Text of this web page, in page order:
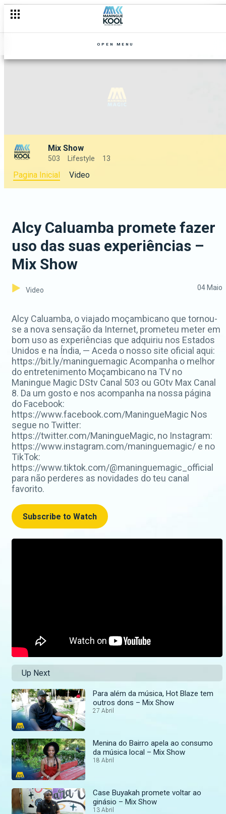
OPEN MENU
Mix Show
503 Lifestyle 13
Pagina Inicial Video
Alcy Caluamba promete fazer
uso das suas experiências –
Mix Show
Video 04 Maio
Alcy Caluamba, o viajado moçambicano que tornou-
se a nova sensação da Internet, prometeu meter em
bom uso as experiências que adquiriu nos Estados
Unidos e na Índia, — Aceda o nosso site oficial aqui:
https://bit.ly/maninguemagic Acompanha o melhor
do entretenimento Moçambicano na TV no
Maningue Magic DStv Canal 503 ou GOtv Max Canal
8. Da um gosto e nos acompanha na nossa página
do Facebook:
https://www.facebook.com/ManingueMagic Nos
segue no Twitter:
https://twitter.com/ManingueMagic, no Instagram:
https://www.instagram.com/maninguemagic/ e no
TikTok:
https://www.tiktok.com/@maninguemagic_official
para não perderes as novidades do teu canal
favorito.
Subscribe to Watch
Up Next
Para além da música, Hot Blaze tem
outros dons – Mix Show
27 Abril
Menina do Bairro apela ao consumo
da música local – Mix Show
18 Abril
Case Buyakah promete voltar ao
ginásio – Mix Show
13 Abril